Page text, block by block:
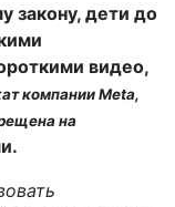
закону, дети до
видео,
компании Meta,
на